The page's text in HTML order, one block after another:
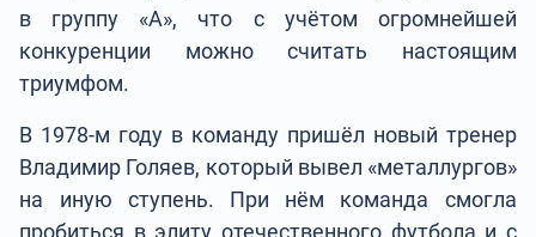
в группу «А», что с учётом огромнейшей
конкуренции можно считать настоящим
триумфом.
В 1978-м году в команду пришёл новый тренер
Владимир Голяев, который вывел «металлургов»
на иную ступень. При нём команда смогла
пробиться в элиту отечественного футбола и с